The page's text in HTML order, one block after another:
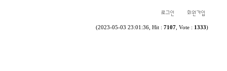
(2023-05-03 23:01:36, Hit : 7107 , Vote : 1333)